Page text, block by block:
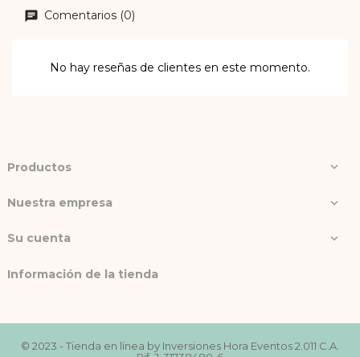
Comentarios (0)
No hay reseñas de clientes en este momento.
Productos 
Nuestra empresa 
Su cuenta 
Información de la tienda
© 2023 - Tienda en línea by Inversiones Hora Eventos 2.011 C.A.